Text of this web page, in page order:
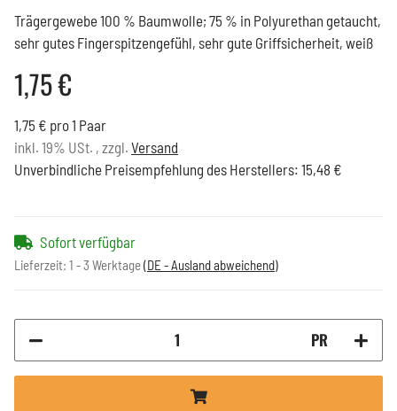
Trägergewebe 100 % Baumwolle; 75 % in Polyurethan getaucht,
sehr gutes Fingerspitzengefühl, sehr gute Griffsicherheit, weiß
1,75 €
1,75 € pro 1 Paar
inkl. 19% USt. , zzgl. Versand
Unverbindliche Preisempfehlung des Herstellers: 15,48 €
Sofort verfügbar
Lieferzeit: 1 - 3 Werktage(DE - Ausland abweichend)
PR